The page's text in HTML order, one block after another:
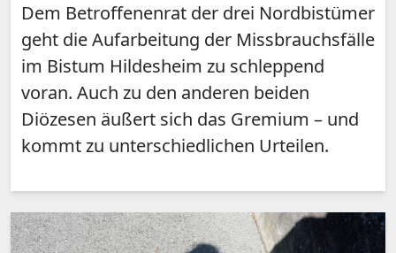
Dem Betroffenenrat der drei Nordbistümer
geht die Aufarbeitung der Missbrauchsfälle
im Bistum Hildesheim zu schleppend
voran. Auch zu den anderen beiden
Diözesen äußert sich das Gremium – und
kommt zu unterschiedlichen Urteilen.